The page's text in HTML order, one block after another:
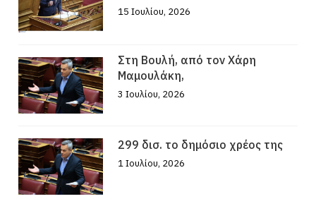
15 Ιουλίου, 2026
Στη Βουλή, από τον Χάρη
Μαμουλάκη,
3 Ιουλίου, 2026
299 δισ. το δημόσιο χρέος της
1 Ιουλίου, 2026